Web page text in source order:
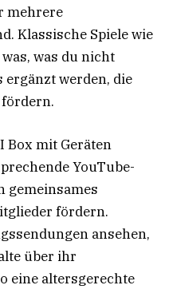
mehrere
Klassische Spiele wie
was, was du nicht
ergänzt werden, die
Box mit Geräten
YouTube-
gemeinsames
fördern.
ansehen,
über ihr
eine altersgerechte